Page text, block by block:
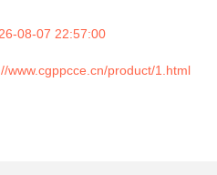
08-07 22:57:00
www.cgppcce.cn/product/1.html